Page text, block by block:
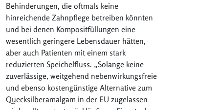
Behinderungen, die oftmals keine
hinreichende Zahnpflege betreiben könnten
und bei denen Kompositfüllungen eine
wesentlich geringere Lebensdauer hätten,
aber auch Patienten mit einem stark
reduzierten Speichelfluss. „Solange keine
zuverlässige, weitgehend nebenwirkungsfreie
und ebenso kostengünstige Alternative zum
Quecksilberamalgam in der EU zugelassen